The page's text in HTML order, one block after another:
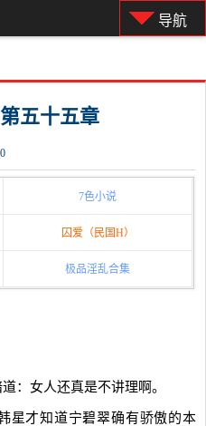
导航
五十五章
0
7色小说
囚爱（民国H）
极品淫乱合集
：女人还真是不讲理啊。
星才知道宁碧翠确有骄傲的本